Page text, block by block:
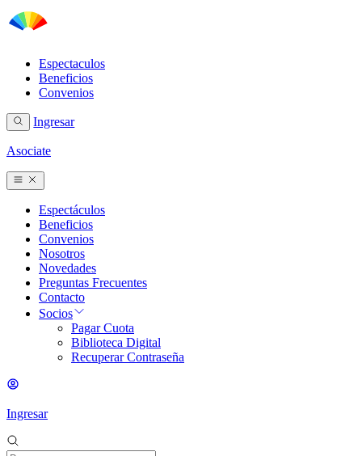
Espectaculos
Beneficios
Convenios
Ingresar
Asociate
Espectáculos
Beneficios
Convenios
Nosotros
Novedades
Preguntas Frecuentes
Contacto
Socios
Pagar Cuota
Biblioteca Digital
Recuperar Contraseña
Ingresar